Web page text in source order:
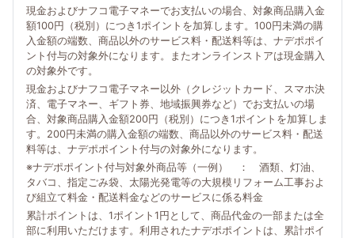
現金およびナフコ電子マネーでお支払いの場合、対象商品購入金
額100円（税別）につき1ポイントを加算します。100円未満の購
入金額の端数、商品以外のサービス料・配送料等は、ナデポポイ
ント付与の対象外になります。またオンラインストアは現金購入
の対象外です。
現金およびナフコ電子マネー以外（クレジットカード、スマホ決
済、電子マネー、ギフト券、地域振興券など）でお支払いの場
合、対象商品購入金額200円（税別）につき1ポイントを加算しま
す。200円未満の購入金額の端数、商品以外のサービス料・配送
料等は、ナデポポイント付与の対象外になります。
※ナデポポイント付与対象外商品等（一例） ： 酒類、灯油、
タバコ、指定ごみ袋、太陽光発電等の大規模リフォーム工事およ
び組立て料金・配送料金などのサービスに係る料金
累計ポイントは、1ポイント1円として、商品代金の一部または全
部に利用いただけます。利用されたナデポポイントは、累計ポイ